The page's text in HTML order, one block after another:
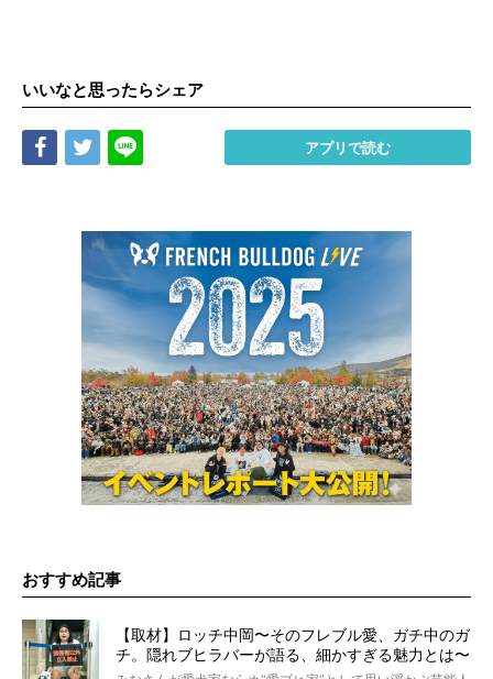
いいなと思ったらシェア
Share Tweet アプリで読む
おすすめ記事
【取材】ロッチ中岡〜そのフレブル愛、ガチ中のガ
チ。隠れブヒラバーが語る、細かすぎる魅力とは〜
【前編】